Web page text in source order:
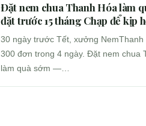
Đặt nem chua Thanh Hóa làm
đặt trước 15 tháng Chạp để kịp
30 ngày trước Tết, xưởng NemThanh
300 đơn trong 4 ngày. Đặt nem chua
làm quà sớm —…